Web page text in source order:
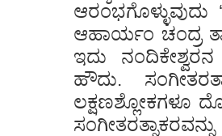
ಆಹಾರ್ಯಂ ಚಂದ್ರ
ಇದು
ಹೌದು.
ಲಕ್ಷಣಶ್ಲೋಕಗಳೂ